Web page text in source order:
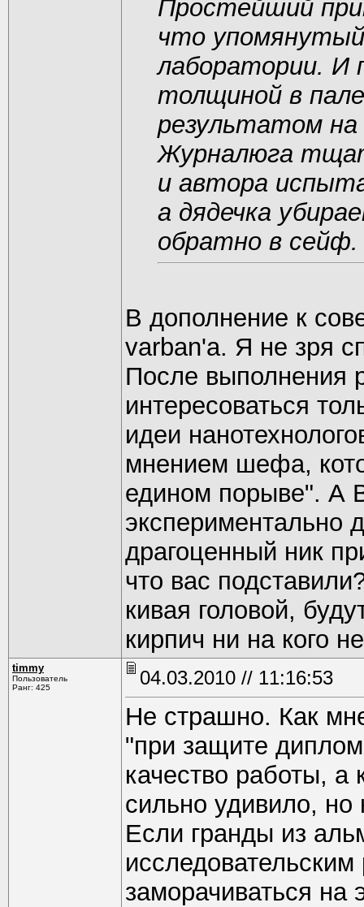
Простейший
что
лаборатории.
толщиной в
результатом на
Журналюга
и автора
а дядечка
обратно в сейф.
В дополнение к
varban'а. Я не зря
После выполнения
интересоваться
идеи
мнением шефа,
едином порыве". А
экспериментально
драгоценный ник
что вас
кивая головой,
кирпич ни на кого
timmy
Пользователь
Ранг: 425
04.03.2010 // 11:16:53
Не страшно. Как
"при защите
качество работы, а
сильно удивило, но
Если гранды из
заморачиваться на